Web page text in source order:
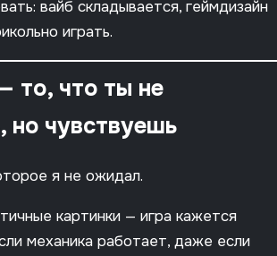
вайб складывается, геймдизайн
играть.
то, что ты не
но чувствуешь
я не ожидал.
картинки — игра кажется
механика работает, даже если